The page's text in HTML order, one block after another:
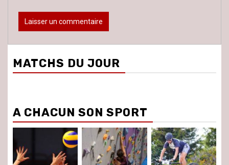
MATCHS DU JOUR
A CHACUN SON SPORT